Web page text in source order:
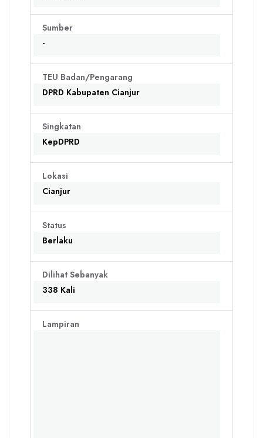
Sumber
-
TEU Badan/Pengarang
DPRD Kabupaten Cianjur
Singkatan
KepDPRD
Lokasi
Cianjur
Status
Berlaku
Dilihat Sebanyak
338 Kali
Lampiran